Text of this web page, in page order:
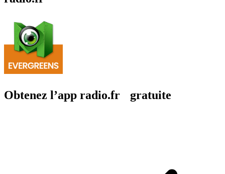
Obtenez l’app radio.fr gratuite